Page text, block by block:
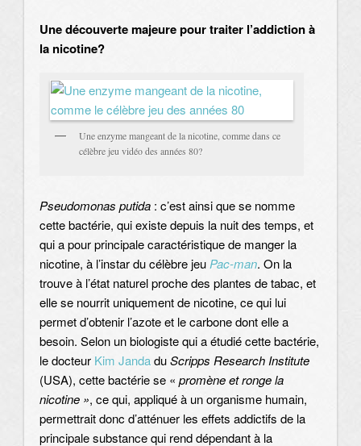
Une découverte majeure pour traiter l’addiction à
la nicotine?
Une enzyme mangeant de la nicotine, comme dans ce
célèbre jeu vidéo des années 80?
Pseudomonas putida : c’est ainsi que se nomme
cette bactérie, qui existe depuis la nuit des temps, et
qui a pour principale caractéristique de manger la
nicotine, à l’instar du célèbre jeu Pac-man. On la
trouve à l’état naturel proche des plantes de tabac, et
elle se nourrit uniquement de nicotine, ce qui lui
permet d’obtenir l’azote et le carbone dont elle a
besoin. Selon un biologiste qui a étudié cette bactérie,
le docteur Kim JandaduScripps Research Institute
(USA), cette bactérie se « promène et ronge la
nicotine », ce qui, appliqué à un organisme humain,
permettrait donc d’atténuer les effets addictifs de la
principale substance qui rend dépendant à la